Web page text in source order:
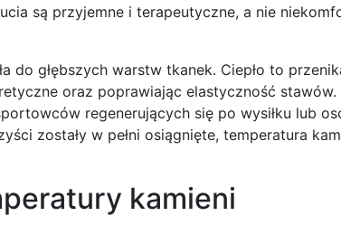
są przyjemne i terapeutyczne, a nie
do głębszych warstw tkanek. Ciepło to
oraz poprawiając elastyczność
regenerujących się po wysiłku lub
zostały w pełni osiągnięte, temperatura
kamieni